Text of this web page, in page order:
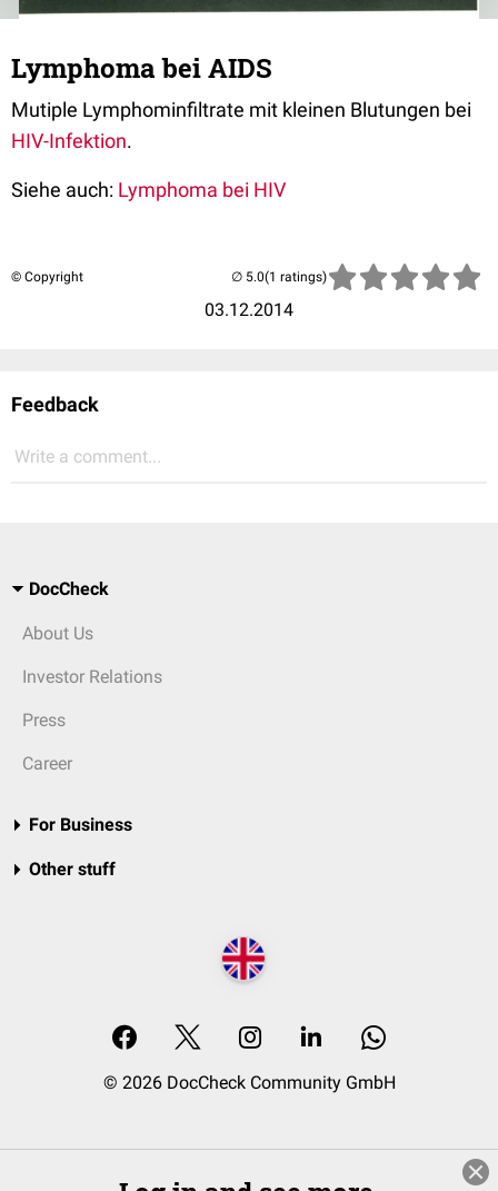
Lymphoma bei AIDS
Mutiple Lymphominfiltrate mit kleinen Blutungen bei
HIV-Infektion.
Siehe auch: Lymphoma bei HIV
© Copyright
03.12.2014
(1 ratings)
Feedback
Write a comment...
DocCheck
About Us
Investor Relations
Press
Career
For Business
Other stuff
© 2026 DocCheck Community GmbH